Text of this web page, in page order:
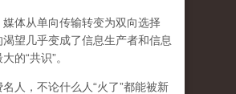
体从单向传输转变为双向选择
渴望几乎变成了信息生产者和信息
的“共识”。
人，不论什么人“火了”都能被新